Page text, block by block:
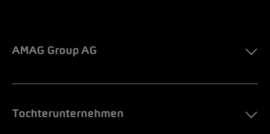
AMAG Group AG
Tochterunternehmen